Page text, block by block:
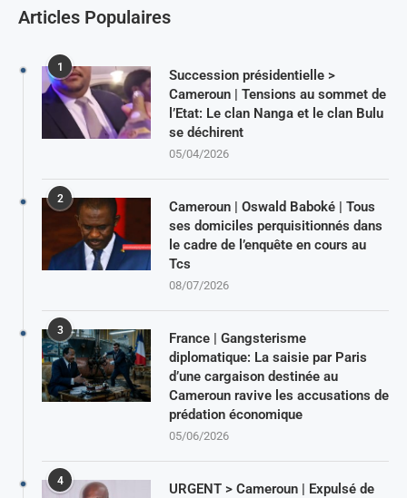
Articles Populaires
1
Succession présidentielle >
Cameroun | Tensions au sommet de
l’Etat: Le clan Nanga et le clan Bulu
se déchirent
05/04/2026
2
Cameroun | Oswald Baboké | Tous
ses domiciles perquisitionnés dans
le cadre de l’enquête en cours au
Tcs
08/07/2026
3
France | Gangsterisme
diplomatique: La saisie par Paris
d’une cargaison destinée au
Cameroun ravive les accusations de
prédation économique
05/06/2026
4
URGENT > Cameroun | Expulsé de